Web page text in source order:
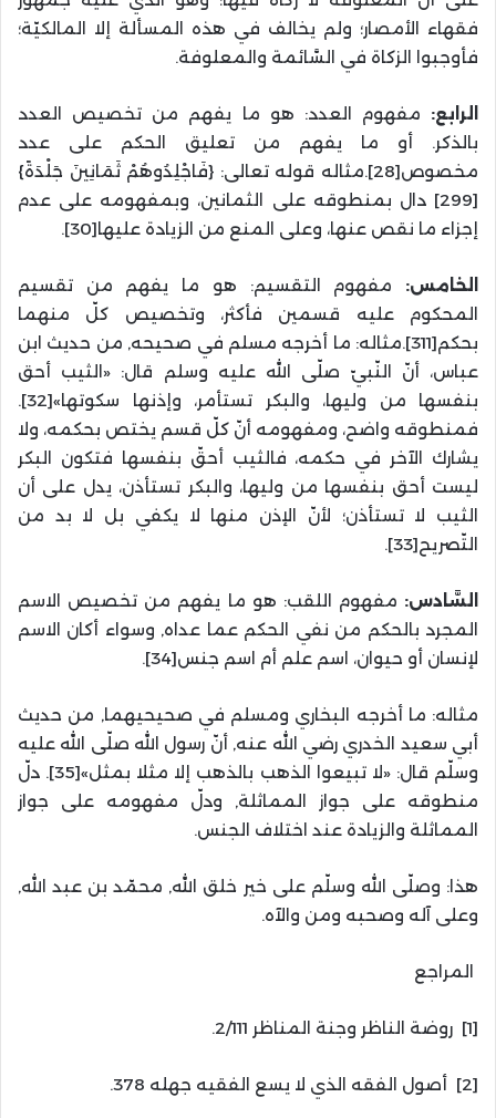
فقهاء الأمصار؛ ولم يخالف في هذه المسألة إلا المالكيّة؛
فأوجبوا الزكاة في السَّائمة والمعلوفة.
الرابع: مفهوم العدد: هو ما يفهم من تخصيص العدد
بالذكر. أو ما يفهم من تعليق الحكم على عدد
مخصوص[28].مثاله قوله تعالى: {فَاجْلِدُوهُمْ ثَمَانِينَ جَلْدَةً}
[299] دال بمنطوقه على الثمانين، وبمفهومه على عدم
إجزاء ما نقص عنها، وعلى المنع من الزيادة عليها[30].
الخامس: مفهوم التقسيم: هو ما يفهم من تقسيم
المحكوم عليه قسمين فأكثر، وتخصيص كلّ منهما
بحكم[311].مثاله: ما أخرجه مسلم في صحيحه, من حديث ابن
عباس، أنّ النّبيّ صلّى الله عليه وسلم قال: «الثيب أحق
بنفسها من وليها، والبكر تستأمر، وإذنها سكوتها»[32].
فمنطوقه واضح، ومفهومه أنّ كلّ قسم يختص بحكمه، ولا
يشارك الآخر في حكمه، فالثيب أحقّ بنفسها فتكون البكر
ليست أحق بنفسها من وليها، والبكر تستأذن، يدل على أن
الثيب لا تستأذن؛ لأنّ الإذن منها لا يكفي بل لا بد من
التّصريح[33].
السَّادس: مفهوم اللقب: هو ما يفهم من تخصيص الاسم
المجرد بالحكم من نفي الحكم عما عداه, وسواء أكان الاسم
لإنسان أو حيوان، اسم علم أم اسم جنس[34].
مثاله: ما أخرجه البخاري ومسلم في صحيحيهما, من حديث
أبي سعيد الخدري رضي الله عنه, أنّ رسول الله صلّى الله عليه
وسلّم قال: «لا تبيعوا الذهب بالذهب إلا مثلا بمثل»[35]. دلّ
منطوقه على جواز المماثلة, ودلّ مفهومه على جواز
المماثلة والزيادة عند اختلاف الجنس.
هذا: وصلّى الله وسلّم على خير خلق الله, محمّد بن عبد الله,
وعلى آله وصحبه ومن والآه.
المراجع
[1] روضة الناظر وجنة المناظر 2/111.
[2] أصول الفقه الذي لا يسع الفقيه جهله 378.